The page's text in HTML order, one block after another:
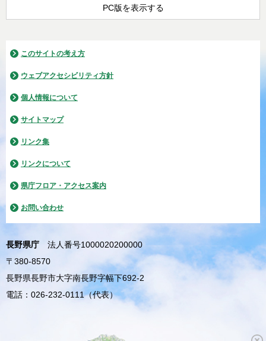
PC版を表示する
このサイトの考え方
ウェブアクセシビリティ方針
個人情報について
サイトマップ
リンク集
リンクについて
県庁フロア・アクセス案内
お問い合わせ
長野県庁
法人番号1000020200000
〒380-8570
長野県長野市大字南長野字幅下692-2
電話：026-232-0111（代表）